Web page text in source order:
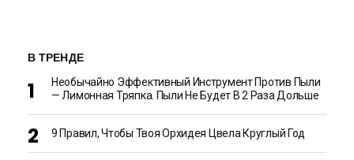
В ТРЕНДЕ
Необычайно Эффективный Инструмент Против Пыли
— Лимонная Тряпка. Пыли Не Будет В 2 Раза Дольше
9 Правил, Чтобы Твоя Орхидея Цвела Круглый Год